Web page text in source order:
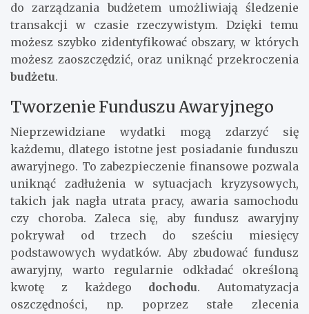
do zarządzania budżetem umożliwiają śledzenie
transakcji w czasie rzeczywistym. Dzięki temu
możesz szybko zidentyfikować obszary, w których
możesz zaoszczędzić, oraz uniknąć przekroczenia
budżetu.
Tworzenie Funduszu Awaryjnego
Nieprzewidziane wydatki mogą zdarzyć się
każdemu, dlatego istotne jest posiadanie funduszu
awaryjnego. To zabezpieczenie finansowe pozwala
uniknąć zadłużenia w sytuacjach kryzysowych,
takich jak nagła utrata pracy, awaria samochodu
czy choroba. Zaleca się, aby fundusz awaryjny
pokrywał od trzech do sześciu miesięcy
podstawowych wydatków. Aby zbudować fundusz
awaryjny, warto regularnie odkładać określoną
kwotę z każdego dochodu. Automatyzacja
oszczędności, np. poprzez stałe zlecenia